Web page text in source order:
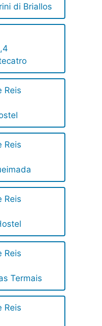
di Briallos
Reis
Reis
Reis
Reis
Termais
Reis